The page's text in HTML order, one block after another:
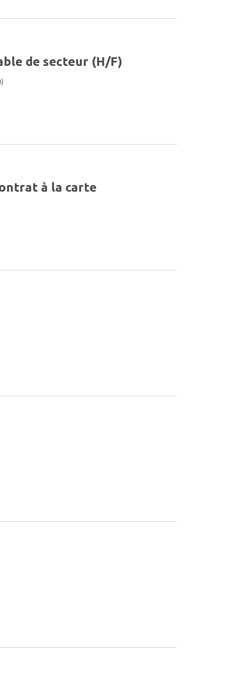
de secteur (H/F)
à la carte